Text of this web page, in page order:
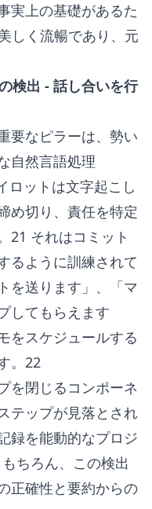
実上の基礎があるた
しく流暢であり、元
検出 - 話し合いを行
要なピラーは、勢い
自然言語処理
ロットは文字起こし
め切り、責任を特定
21 それはコミット
るように訓練されて
を送ります」、「マ
してもらえます
をスケジュールする
。22
を閉じるコンポーネ
テップが見落とされ
録を能動的なプロジ
ちろん、この検出
正確性と要約からの